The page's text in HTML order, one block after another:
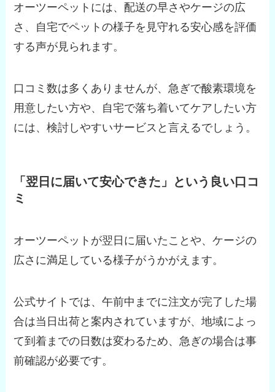
オーツーペットには、配送の早さやケージの広
さ、自宅でペットの様子を見守れる安心感を評価
する声が見られます。
口コミ数は多くありませんが、急ぎで酸素環境を
用意したい方や、自宅で落ち着いてケアしたい方
には、検討しやすいサービスと言えるでしょう。
「翌日に届いて安心できた」という良い口コ
ミ
オーツーペットが翌日に届いたことや、ケージの
広さに満足している様子がうかがえます。
公式サイトでは、午前中までに注文が完了した場
合は当日出荷と案内されていますが、地域によっ
て到着までの日数は変わるため、急ぎの場合は事
前確認が必要です。